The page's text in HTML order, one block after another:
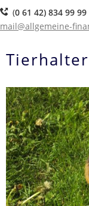
(0 61 42) 834 99 99
mail@allgemeine-